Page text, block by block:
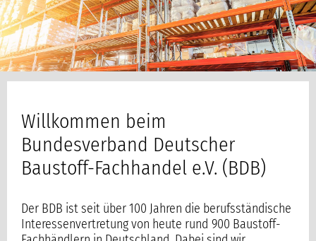
Willkommen beim
Bundesverband Deutscher
Baustoff-Fachhandel e.V. (BDB)
Der BDB ist seit über 100 Jahren die berufsständische
Interessenvertretung von heute rund 900 Baustoff-